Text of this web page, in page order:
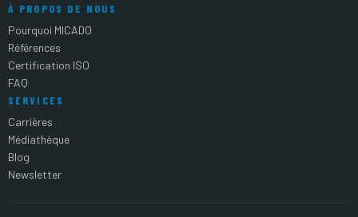
À PROPOS DE NOUS
Pourquoi MICADO
Références
Certification ISO
FAQ
SERVICES
Carrières
Médiathèque
Blog
Newsletter